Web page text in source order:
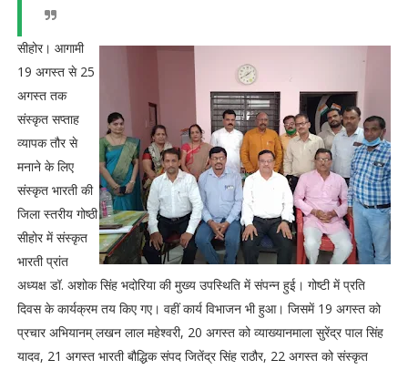
सीहोर। आगामी
19 अगस्त से 25
अगस्त तक
संस्कृत सप्ताह
व्यापक तौर से
मनाने के लिए
संस्कृत भारती की
जिला स्तरीय गोष्ठी
सीहोर में संस्कृत
भारती प्रांत
अध्यक्ष डॉ. अशोक सिंह भदोरिया की मुख्य उपस्थिति में संपन्न हुई। गोष्टी में प्रति
दिवस के कार्यक्रम तय किए गए। वहीं कार्य विभाजन भी हुआ। जिसमें 19 अगस्त को
प्रचार अभियानम् लखन लाल महेश्वरी, 20 अगस्त को व्याख्यानमाला सुरेंद्र पाल सिंह
यादव, 21 अगस्त भारती बौद्धिक संपद जितेंद्र सिंह राठौर, 22 अगस्त को संस्कृत